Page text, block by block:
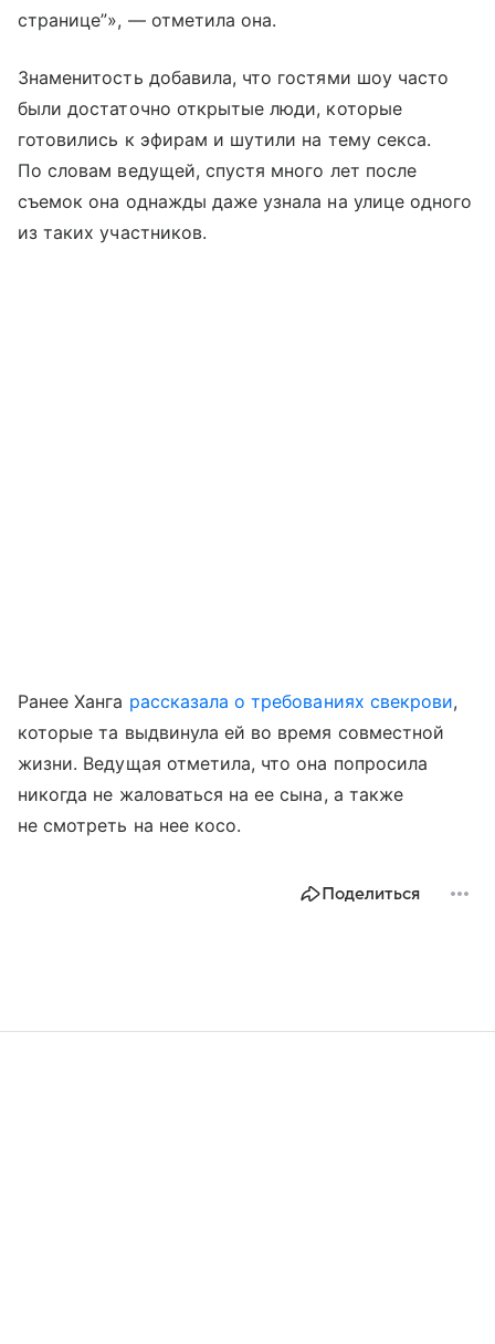
странице”», — отметила она.
Знаменитость добавила, что гостями шоу часто
были достаточно открытые люди, которые
готовились к эфирам и шутили на тему секса.
По словам ведущей, спустя много лет после
съемок она однажды даже узнала на улице одного
из таких участников.
Ранее Ханга рассказала о требованиях свекрови,
которые та выдвинула ей во время совместной
жизни. Ведущая отметила, что она попросила
никогда не жаловаться на ее сына, а также
не смотреть на нее косо.
Поделиться